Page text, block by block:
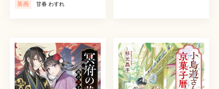
装画 甘春 わすれ